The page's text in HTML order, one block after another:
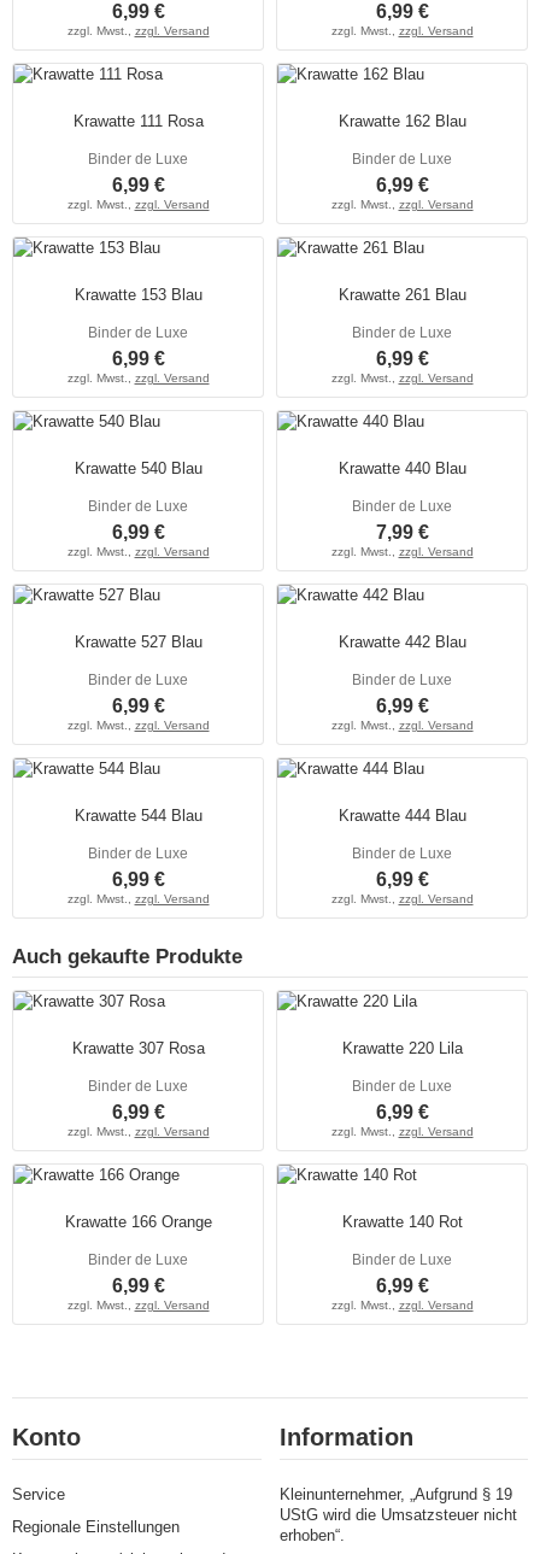
6,99 €
zzgl. Mwst., zzgl. Versand
6,99 €
zzgl. Mwst., zzgl. Versand
Krawatte 111 Rosa
Binder de Luxe
6,99 €
zzgl. Mwst., zzgl. Versand
Krawatte 162 Blau
Binder de Luxe
6,99 €
zzgl. Mwst., zzgl. Versand
Krawatte 153 Blau
Binder de Luxe
6,99 €
zzgl. Mwst., zzgl. Versand
Krawatte 261 Blau
Binder de Luxe
6,99 €
zzgl. Mwst., zzgl. Versand
Krawatte 540 Blau
Binder de Luxe
6,99 €
zzgl. Mwst., zzgl. Versand
Krawatte 440 Blau
Binder de Luxe
7,99 €
zzgl. Mwst., zzgl. Versand
Krawatte 527 Blau
Binder de Luxe
6,99 €
zzgl. Mwst., zzgl. Versand
Krawatte 442 Blau
Binder de Luxe
6,99 €
zzgl. Mwst., zzgl. Versand
Krawatte 544 Blau
Binder de Luxe
6,99 €
zzgl. Mwst., zzgl. Versand
Krawatte 444 Blau
Binder de Luxe
6,99 €
zzgl. Mwst., zzgl. Versand
Auch gekaufte Produkte
Krawatte 307 Rosa
Binder de Luxe
6,99 €
zzgl. Mwst., zzgl. Versand
Krawatte 220 Lila
Binder de Luxe
6,99 €
zzgl. Mwst., zzgl. Versand
Krawatte 166 Orange
Binder de Luxe
6,99 €
zzgl. Mwst., zzgl. Versand
Krawatte 140 Rot
Binder de Luxe
6,99 €
zzgl. Mwst., zzgl. Versand
Konto
Service
Regionale Einstellungen
Information
Kleinunternehmer, „Aufgrund § 19
UStG wird die Umsatzsteuer nicht
erhoben“.